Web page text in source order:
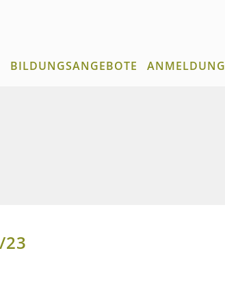
BILDUNGSANGEBOTE ANMELDUNG
23